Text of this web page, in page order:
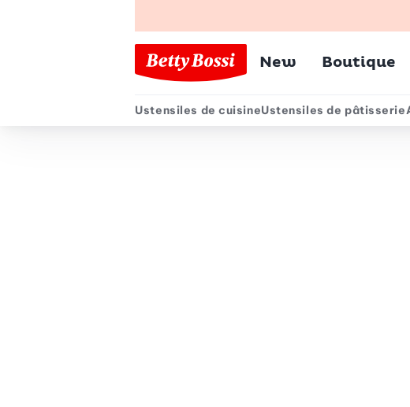
Menu
New Boutique
Menu secondaire
Ustensiles de cuisineUstensiles de pâtisserie